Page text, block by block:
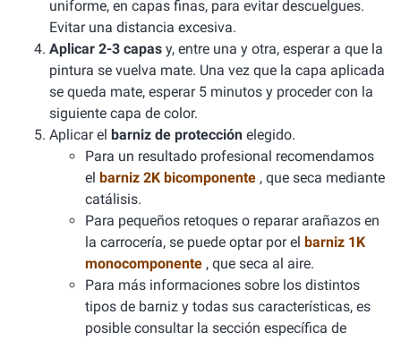
uniforme, en capas finas, para evitar descuelgues.
Evitar una distancia excesiva.
Aplicar 2-3 capas y, entre una y otra, esperar a que la
pintura se vuelva mate. Una vez que la capa aplicada
se queda mate, esperar 5 minutos y proceder con la
siguiente capa de color.
Aplicar el barniz de protección elegido.
Para un resultado profesional recomendamos
el barniz 2K bicomponente , que seca mediante
catálisis.
Para pequeños retoques o reparar arañazos en
la carrocería, se puede optar por el barniz 1K
monocomponente , que seca al aire.
Para más informaciones sobre los distintos
tipos de barniz y todas sus características, es
posible consultar la sección específica de